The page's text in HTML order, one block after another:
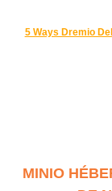
5 Ways Dremio
MINIO